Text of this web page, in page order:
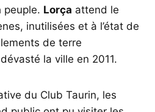
peuple. Lorça attend le
inutilisées et à l’état de
de terre
la ville en 2011.
du Club Taurin, les